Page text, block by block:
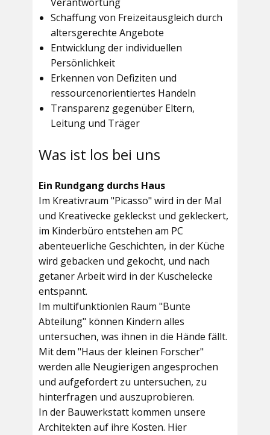
Schaffung von Freizeitausgleich durch
altersgerechte Angebote
Entwicklung der individuellen
Persönlichkeit
Erkennen von Defiziten und
ressourcenorientiertes Handeln
Transparenz gegenüber Eltern,
Leitung und Träger
Was ist los bei uns
Ein Rundgang durchs Haus
Im Kreativraum "Picasso" wird in der Mal
und Kreativecke gekleckst und gekleckert,
im Kinderbüro entstehen am PC
abenteuerliche Geschichten, in der Küche
wird gebacken und gekocht, und nach
getaner Arbeit wird in der Kuschelecke
entspannt.
Im multifunktionlen Raum "Bunte
Abteilung" können Kindern alles
untersuchen, was ihnen in die Hände fällt.
Mit dem "Haus der kleinen Forscher"
werden alle Neugierigen angesprochen
und aufgefordert zu untersuchen, zu
hinterfragen und auszuprobieren.
In der Bauwerkstatt kommen unsere
Architekten auf ihre Kosten. Hier